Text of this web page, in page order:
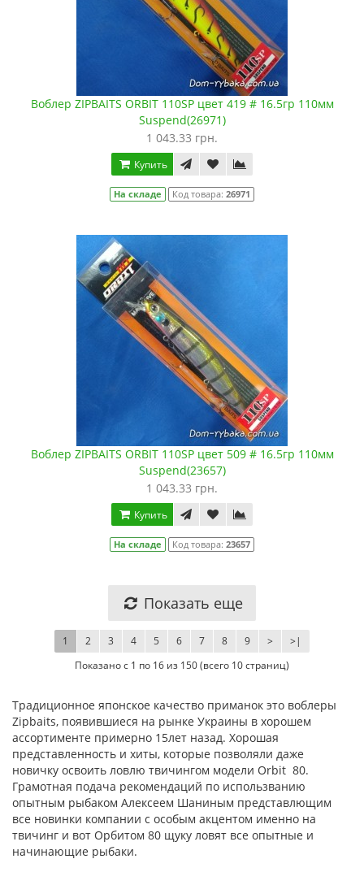
Воблер ZIPBAITS ORBIT 110SP цвет 419 # 16.5гр 110мм
Suspend(26971)
1 043.33 грн.
Купить
На складе Код товара: 26971
Воблер ZIPBAITS ORBIT 110SP цвет 509 # 16.5гр 110мм
Suspend(23657)
1 043.33 грн.
Купить
На складе Код товара: 23657
Показать еще
1 2 3 4 5 6 7 8 9 > >|
Показано с 1 по 16 из 150 (всего 10 страниц)
Традиционное японское качество приманок это воблеры
Zipbaits, появившиеся на рынке Украины в хорошем
ассортименте примерно 15лет назад. Хорошая
представленность и хиты, которые позволяли даже
новичку освоить ловлю твичингом модели Orbit 80.
Грамотная подача рекомендаций по использванию
опытным рыбаком Алексеем Шаниным представлющим
все новинки компании с особым акцентом именно на
твичинг и вот Орбитом 80 щуку ловят все опытные и
начинающие рыбаки.